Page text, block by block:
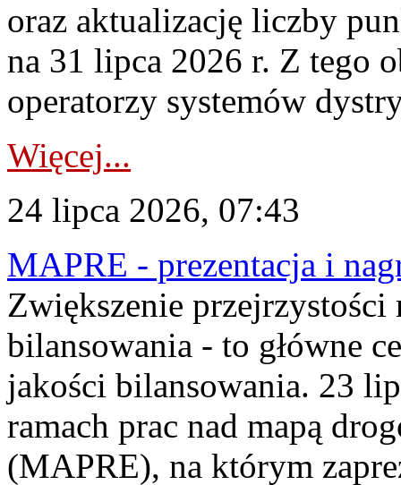
oraz aktualizację liczby
na 31 lipca 2026 r. Z tego
operatorzy systemów
Więcej...
24 lipca 2026, 07:43
MAPRE - prezentacja i
Zwiększenie
bilansowania - to główne
jakości bilansowania. 23
ramach prac nad mapą
(MAPRE), na którym